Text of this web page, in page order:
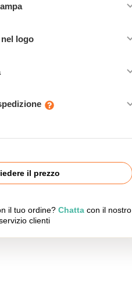
logo
il prezzo
il tuo ordine? Chattacon il nostro
clienti